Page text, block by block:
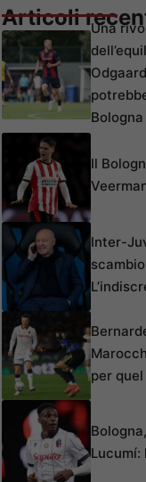
Articoli
Una
Bologna
Il
Inter-
per quel
Lucumí: